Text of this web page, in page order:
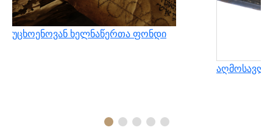
უცხოენოვან ხელნაწერთა ფონდი